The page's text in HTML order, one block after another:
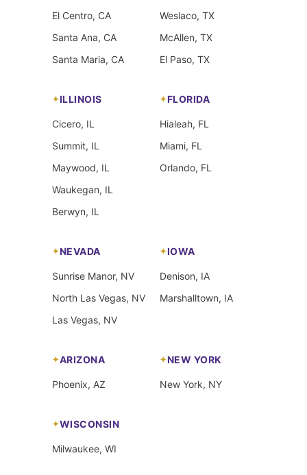
El Centro, CA
Santa Ana, CA
Santa Maria, CA
Weslaco, TX
McAllen, TX
El Paso, TX
ILLINOIS
Cicero, IL
Summit, IL
Maywood, IL
Waukegan, IL
Berwyn, IL
FLORIDA
Hialeah, FL
Miami, FL
Orlando, FL
NEVADA
Sunrise Manor, NV
North Las Vegas, NV
Las Vegas, NV
IOWA
Denison, IA
Marshalltown, IA
ARIZONA
Phoenix, AZ
NEW YORK
New York, NY
WISCONSIN
Milwaukee, WI